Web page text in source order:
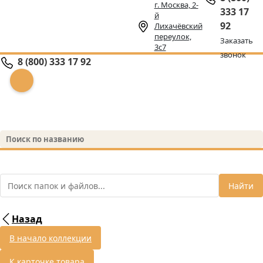
г. Москва, 2-
й
Лихачёвский
переулок,
3с7
333 17
92
Заказать
звонок
8 (800) 333 17 92
Найти
Назад
В начало коллекции